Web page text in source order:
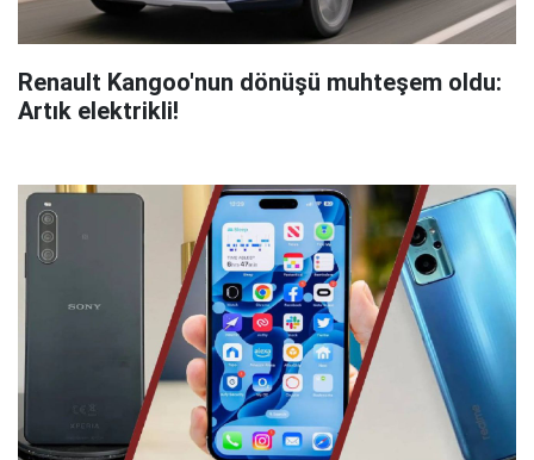
Renault Kangoo'nun dönüşü muhteşem oldu:
Artık elektrikli!